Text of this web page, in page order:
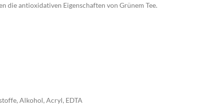
die antioxidativen Eigenschaften von Grünem Tee.
Alkohol, Acryl, EDTA